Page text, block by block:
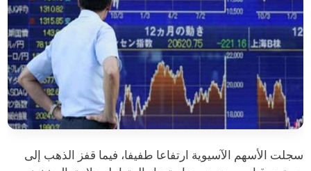
سجلت الأسهم الآسيوية ارتفاعا طفيفا، فيما قفز الذهب إلى